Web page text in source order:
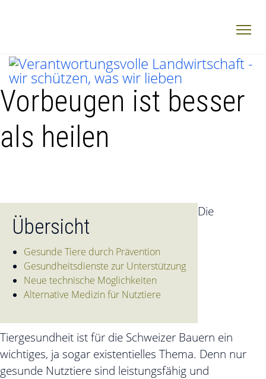
Vorbeugen ist besser
als heilen
Übersicht
Gesunde Tiere durch Prävention
Gesundheitsdienste zur Unterstützung
Neue technische Möglichkeiten
Alternative Medizin für Nutztiere
Die
Tiergesundheit ist für die Schweizer Bauern ein
wichtiges, ja sogar existentielles Thema. Denn nur
gesunde Nutztiere sind leistungsfähig und